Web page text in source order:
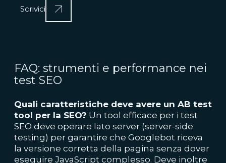
Scrivici
FAQ: strumenti e performance nei
test SEO
Quali caratteristiche deve avere un AB test
tool per la SEO? Un tool efficace per i test
SEO deve operare lato server (server-side
testing) per garantire che Googlebot riceva
la versione corretta della pagina senza dover
eseguire JavaScript complesso. Deve inoltre